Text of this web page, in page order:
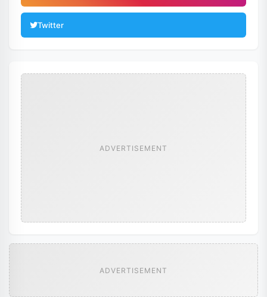
Twitter
ADVERTISEMENT
ADVERTISEMENT